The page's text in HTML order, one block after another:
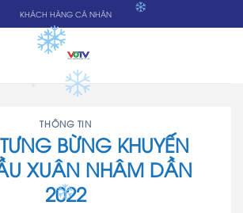
KHÁCH HÀNG CÁ NHÂN
THÔNG TIN
BỪNG KHUYẾN
XUÂN NHÂM DẦN
2022